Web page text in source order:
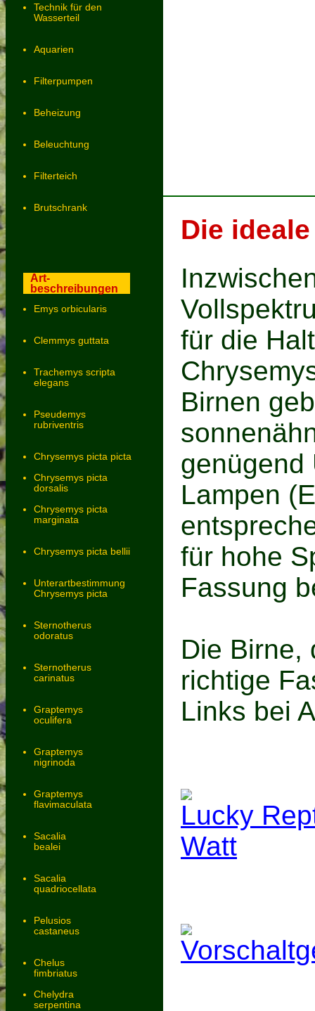
Technik für den
Wasserteil
Aquarien
Filterpumpen
Beheizung
Beleuchtung
Filterteich
Brutschrank
Art-
beschreibungen
Emys orbicularis
Clemmys guttata
Trachemys scripta
elegans
Pseudemys
rubriventris
Chrysemys picta picta
Chrysemys picta
dorsalis
Chrysemys picta
marginata
Chrysemys picta bellii
Unterartbestimmung
Chrysemys picta
Sternotherus
odoratus
Sternotherus
carinatus
Graptemys
oculifera
Graptemys
nigrinoda
Graptemys
flavimaculata
Sacalia
bealei
Sacalia
quadriocellata
Pelusios
castaneus
Chelus
fimbriatus
Chelydra
serpentina
Die
für die
Birnen
genügend
Lampen
für hohe
Fassung
Die Birne,
richtige
Links bei
Lucky
Watt